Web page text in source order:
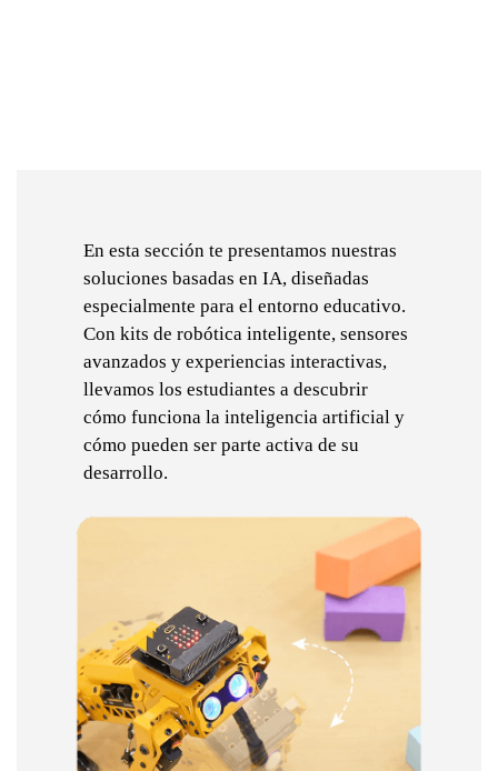
En esta sección te presentamos nuestras
soluciones basadas en IA, diseñadas
especialmente para el entorno educativo.
Con kits de robótica inteligente, sensores
avanzados y experiencias interactivas,
llevamos los estudiantes a descubrir
cómo funciona la inteligencia artificial y
cómo pueden ser parte activa de su
desarrollo.